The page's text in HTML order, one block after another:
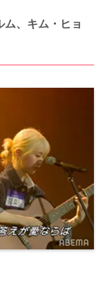
ム、キム・ヒョ